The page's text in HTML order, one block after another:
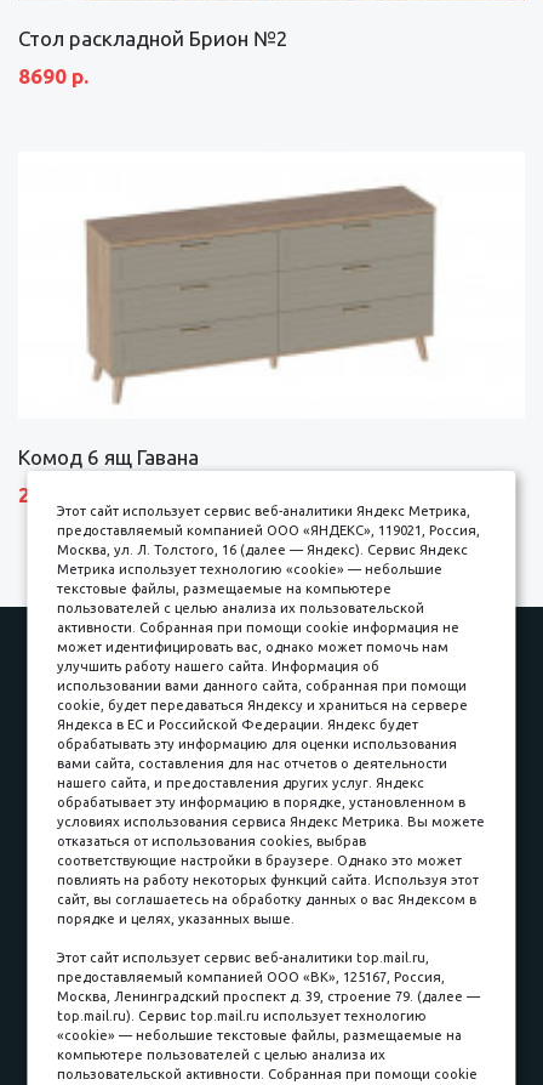
Стол раскладной Брион №2
8690 р.
Комод 6 ящ Гавана
27690 р.
Наши работы
Оплата
Доставка и сборка
Гарантии
Карьера в компании
Контакты
Принимаем к оплате
Наличные
пл. Соляная, 6, стр. 16
8 (3822) 60-70-30
8 (3822) 50-39-09
8 (3822) 22-77-68
Этот сайт использует сервис веб-аналитики Яндекс Метрика,
предоставляемый компанией ООО «ЯНДЕКС», 119021, Россия,
Москва, ул. Л. Толстого, 16 (далее — Яндекс). Сервис Яндекс
Метрика использует технологию «cookie» — небольшие
текстовые файлы, размещаемые на компьютере
пользователей с целью анализа их пользовательской
активности. Собранная при помощи cookie информация не
может идентифицировать вас, однако может помочь нам
улучшить работу нашего сайта. Информация об
использовании вами данного сайта, собранная при помощи
cookie, будет передаваться Яндексу и храниться на сервере
Яндекса в ЕС и Российской Федерации. Яндекс будет
обрабатывать эту информацию для оценки использования
вами сайта, составления для нас отчетов о деятельности
нашего сайта, и предоставления других услуг. Яндекс
обрабатывает эту информацию в порядке, установленном в
условиях использования сервиса Яндекс Метрика. Вы можете
отказаться от использования cookies, выбрав
соответствующие настройки в браузере. Однако это может
повлиять на работу некоторых функций сайта. Используя этот
сайт, вы соглашаетесь на обработку данных о вас Яндексом в
порядке и целях, указанных выше.
Этот сайт использует сервис веб-аналитики top.mail.ru,
предоставляемый компанией ООО «ВК», 125167, Россия,
Москва, Ленинградский проспект д. 39, строение 79. (далее —
top.mail.ru). Сервис top.mail.ru использует технологию
«cookie» — небольшие текстовые файлы, размещаемые на
компьютере пользователей с целью анализа их
пользовательской активности. Собранная при помощи cookie